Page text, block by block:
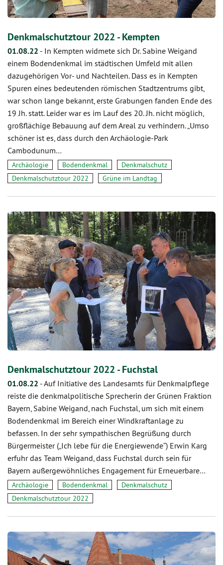
Denkmalschutztour 2022 - Kempten
01.08.22 - In Kempten widmete sich Dr. Sabine Weigand
einem Bodendenkmal im städtischen Umfeld mit allen
dazugehörigen Vor- und Nachteilen. Dass es in Kempten
Spuren eines bedeutenden römischen Stadtzentrums gibt,
war schon lange bekannt, erste Grabungen fanden Ende des
19 Jh. statt. Leider war es im Lauf des 20. Jh. nicht möglich,
großflächige Bebauung auf dem Areal zu verhindern. „Umso
schöner ist es, dass durch den Archäologie-Park
Cambodunum…
Archäologie Bodendenkmal
Denkmalschutz
Denkmalschutztour 2022
Grüne im Landtag
Denkmalschutztour 2022 - Fuchstal
01.08.22 -Auf Initiative des Landesamts für Denkmalpflege
reiste die denkmalpolitische Sprecherin der Grünen Fraktion
Bayern, Sabine Weigand, nach Fuchstal, um sich mit einem
Bodendenkmal im Bereich einer Windkraftanlage zu
befassen. In der sehr sympathischen Begrüßung durch
Bürgermeister („Ich lebe für die Energiewende“) Erwin Karg
erfuhr das Team Weigand, dass Fuchstal durch sein für
Bayern außergewöhnliches Engagement für Erneuerbare…
Archäologie Bodendenkmal
Denkmalschutz
Denkmalschutztour 2022